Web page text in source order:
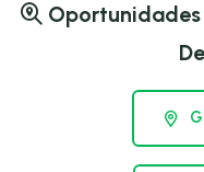
Oportunidades